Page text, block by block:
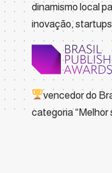
dinamismo local
inovação,
vencedor do
categoria “Melhor